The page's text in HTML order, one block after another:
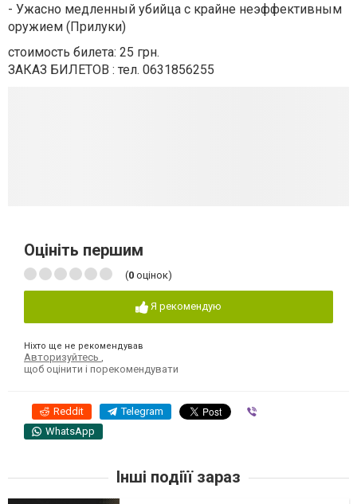
- Ужасно медленный убийца с крайне неэффективным
оружием (Прилуки)
стоимость билета: 25 грн.
ЗАКАЗ БИЛЕТОВ : тел. 0631856255
Оцініть першим
(0 оцінок)
Я рекомендую
Ніхто ще не рекомендував
Авторизуйтесь
щоб оцінити і порекомендувати
Reddit Telegram
WhatsApp
Інші подіїї зараз